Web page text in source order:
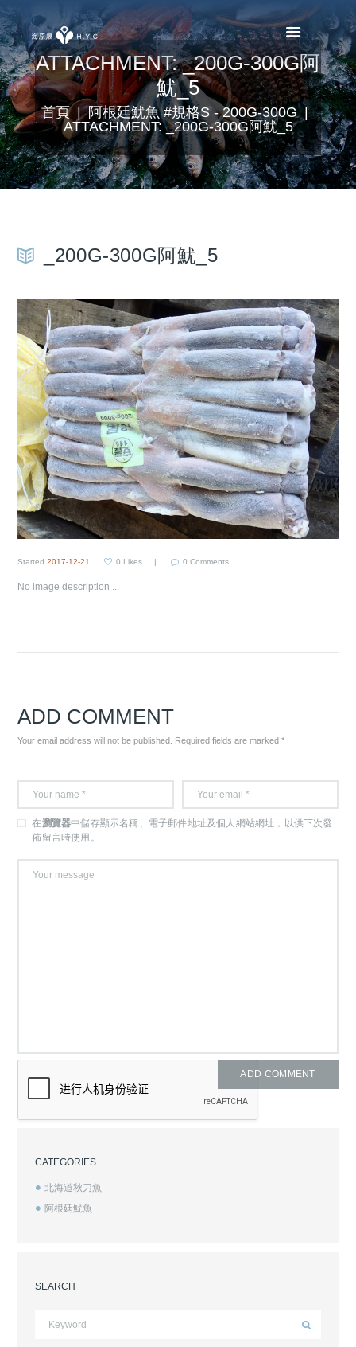
ATTACHMENT: _200G-300G阿
魷_5
首頁
阿根廷魷魚 #規格S - 200G-300G
ATTACHMENT: _200G-300G阿魷_5
_200G-300G阿魷_5
Started2017-12-21 0 Likes 0 Comments
No image description ...
ADD COMMENT
Your email address will not be published. Required fields are marked *
在瀏覽器中儲存顯示名稱、電子郵件地址及個人網站網址，以供下次發
佈留言時使用。
CATEGORIES
北海道秋刀魚
阿根廷魷魚
SEARCH